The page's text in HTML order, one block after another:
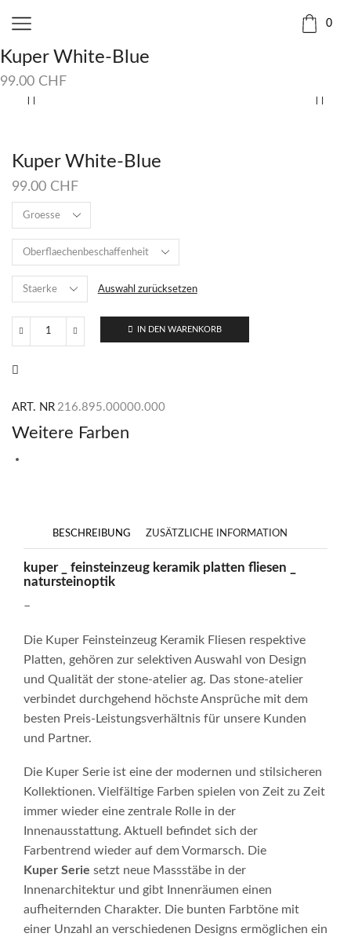
0
Kuper White-Blue
99.00 CHF
Kuper White-Blue
99.00 CHF
Auswahl zurücksetzen
Kuper
IN DEN WARENKORB
ART. NR 216.895.00000.000
Weitere Farben
BESCHREIBUNG ZUSÄTZLICHE INFORMATION
kuper _ feinsteinzeug keramik platten fliesen _
natursteinoptik
–
Die Kuper Feinsteinzeug Keramik Fliesen respektive
Platten, gehören zur selektiven Auswahl von Design
und Qualität der stone-atelier ag. Das stone-atelier
verbindet durchgehend höchste Ansprüche mit dem
besten Preis-Leistungsverhältnis für unsere Kunden
und Partner.
Die Kuper Serie ist eine der modernen und stilsicheren
Kollektionen. Vielfältige Farben spielen von Zeit zu Zeit
immer wieder eine zentrale Rolle in der
Innenausstattung. Aktuell befindet sich der
Farbentrend wieder auf dem Vormarsch. Die
Kuper Serie setzt neue Massstäbe in der
Innenarchitektur und gibt Innenräumen einen
aufheiternden Charakter. Die bunten Farbtöne mit
einer Unzahl an verschiedenen Designs ermöglichen ein